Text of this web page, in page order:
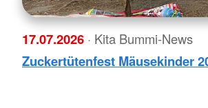
17.07.2026 · Kita Bummi-News
Zuckertütenfest Mäusekinder